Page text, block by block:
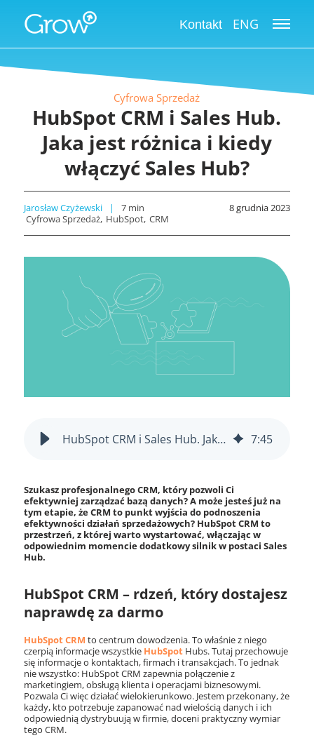
Kontakt ENG
Cyfrowa Sprzedaż
HubSpot CRM i Sales Hub.
Jaka jest różnica i kiedy
włączyć Sales Hub?
Jarosław Czyżewski 7min
8 grudnia 2023
Cyfrowa Sprzedaż HubSpot CRM
HubSpot CRM i Sales Hub. Jaka jest różnica i kiedy włączyć Sales Hub? 7:45
Szukasz profesjonalnego CRM, który pozwoli Ci
efektywniej zarządzać bazą danych? A może jesteś już na
tym etapie, że CRM to punkt wyjścia do podnoszenia
efektywności działań sprzedażowych? HubSpot CRM to
przestrzeń, z której warto wystartować, włączając w
odpowiednim momencie dodatkowy silnik w postaci Sales
Hub.
HubSpot CRM – rdzeń, który dostajesz
naprawdę za darmo
HubSpot CRM to centrum dowodzenia. To właśnie z niego
czerpią informacje wszystkie HubSpotHubs. Tutaj przechowuje
się informacje o kontaktach, firmach i transakcjach. To jednak
nie wszystko: HubSpot CRM zapewnia połączenie z
marketingiem, obsługą klienta i operacjami biznesowymi.
Pozwala Ci więc działać wielokierunkowo. Jestem przekonany, że
każdy, kto potrzebuje zapanować nad wielością danych i ich
odpowiednią dystrybuują w firmie, doceni praktyczny wymiar
tego CRM.